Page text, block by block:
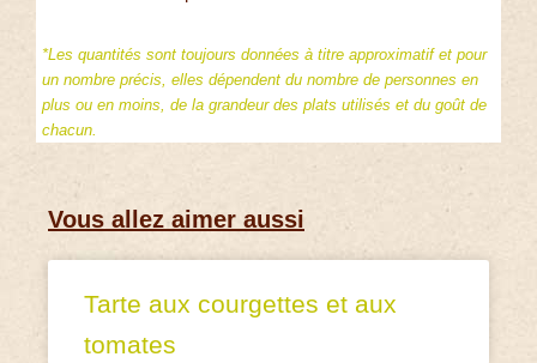
*Les quantités sont toujours données à titre approximatif et pour
un nombre précis, elles dépendent du nombre de personnes en
plus ou en moins, de la grandeur des plats utilisés et du goût de
chacun.
Vous allez aimer aussi
Tarte aux courgettes et aux
tomates